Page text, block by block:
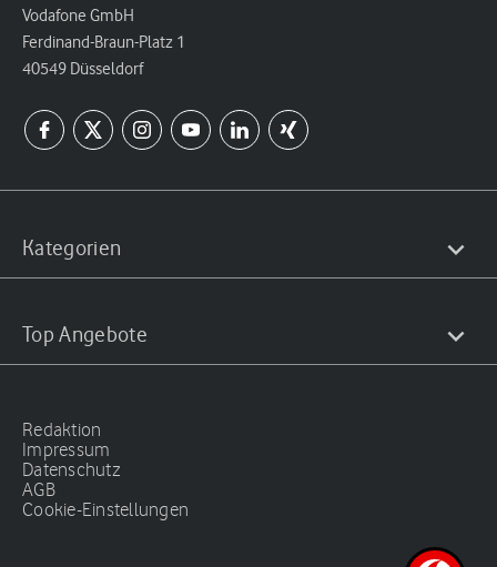
Vodafone GmbH
Ferdinand-Braun-Platz 1
40549 Düsseldorf
Kategorien
Top Angebote
Redaktion
Impressum
Datenschutz
AGB
Cookie-Einstellungen